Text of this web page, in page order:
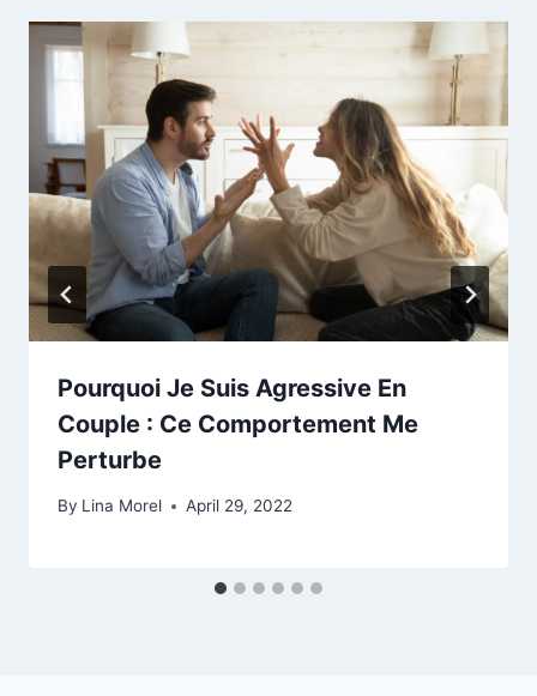
Pourquoi Je Suis Agressive En
Couple : Ce Comportement Me
Perturbe
By Lina Morel April 29, 2022